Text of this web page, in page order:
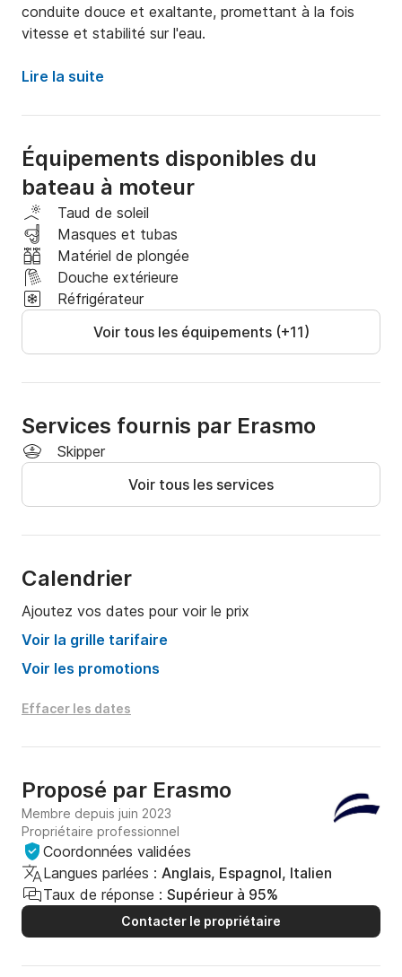
conduite douce et exaltante, promettant à la fois
vitesse et stabilité sur l'eau.
Lire la suite
Équipements disponibles du
bateau à moteur
Taud de soleil
Masques et tubas
Matériel de plongée
Douche extérieure
Réfrigérateur
Voir tous les équipements (+11)
Services fournis par Erasmo
Skipper
Voir tous les services
Calendrier
Ajoutez vos dates pour voir le prix
Voir la grille tarifaire
Voir les promotions
Effacer les dates
Proposé par Erasmo
Membre depuis juin 2023
Propriétaire professionnel
Coordonnées validées
Langues parlées : Anglais, Espagnol, Italien
Taux de réponse : Supérieur à 95%
Contacter le propriétaire